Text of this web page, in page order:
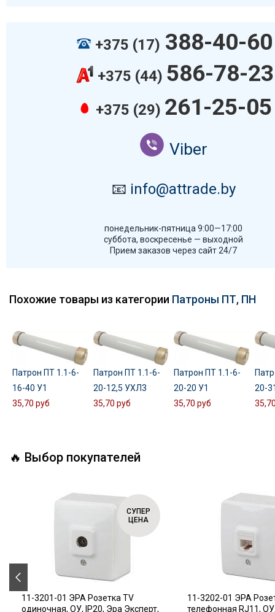
+375 (17) 388-40-60
+375 (44) 586-78-23
+375 (29) 261-25-05
Viber
📧 info@attrade.by
понедельник-пятница 9:00—17:00
суббота, воскресенье — выходной
Прием заказов через сайт 24/7
Похожие товары из категории Патроны ПТ, ПН
Патрон ПТ 1.1-6-
16-40 У1
35,70 руб
Патрон ПТ 1.1-6-
20-12,5 УХЛ3
35,70 руб
Патрон ПТ 1.1-6-
20-20 У1
35,70 руб
20-
🔥 Выбор покупателей
СУПЕР
ЦЕНА
11-3201-01 ЭРА Розетка TV
одиночная, ОУ, IP20, Эра Эксперт,
11-3202-01 ЭРА
телефонная RJ11,